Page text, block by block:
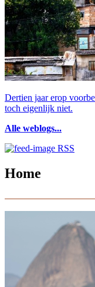
Dertien jaar erop
toch eigenlijk niet.
Alle weblogs...
RSS
Home